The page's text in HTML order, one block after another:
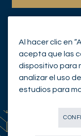
Al hacer clic en
acepta que las
dispositivo para
analizar el uso
estudios para